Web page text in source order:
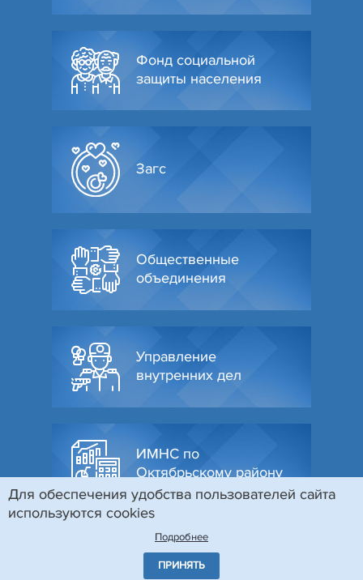
Фонд социальной
защиты населения
Загс
Общественные
объединения
Управление
внутренних дел
ИМНС по
Октябрьскому району
© Администрация Октябрьского района г. Гродно, 2026
Для обеспечения удобства пользователей сайта
используются cookies
Подробнее
ПРИНЯТЬ